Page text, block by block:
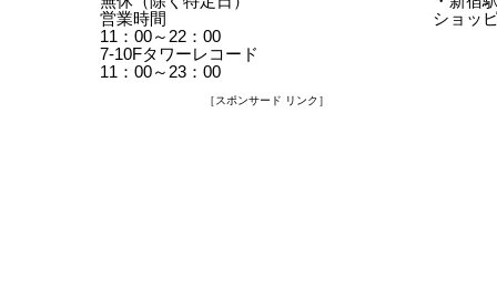
営業時間
11：00～22：00
7-10Fタワーレコード
11：00～23：00
［スポンサード リンク］
ショッ